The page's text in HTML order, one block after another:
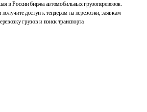
в России биржа автомобильных грузоперевозок.
получите доступ к тендерам на перевозки, заявкам
грузов и поиск транспорта